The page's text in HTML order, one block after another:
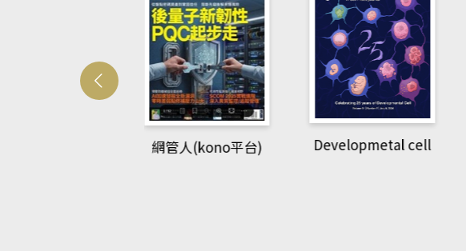
網管人(kono平台) Developmetal cell